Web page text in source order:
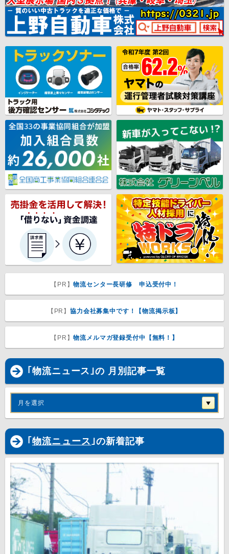
【PR】物流センター長研修 申込受付中！
【PR】協力会社募集中です！【物流掲示板】
【PR】物流メルマガ登録受付中【無料！】
｢物流ニュース｣の 月別記事一覧
月を選択
｢ 物流ニュース｣の新着記事